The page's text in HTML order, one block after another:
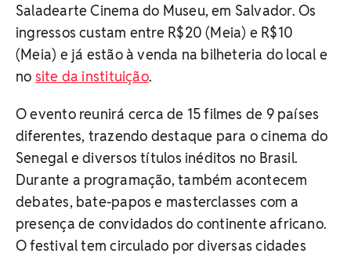
Saladearte Cinema do Museu, em Salvador. Os
ingressos custam entre R$20 (Meia) e R$10
(Meia) e já estão à venda na bilheteria do local e
no site da instituição.
O evento reunirá cerca de 15 filmes de 9 países
diferentes, trazendo destaque para o cinema do
Senegal e diversos títulos inéditos no Brasil.
Durante a programação, também acontecem
debates, bate-papos e masterclasses com a
presença de convidados do continente africano.
O festival tem circulado por diversas cidades